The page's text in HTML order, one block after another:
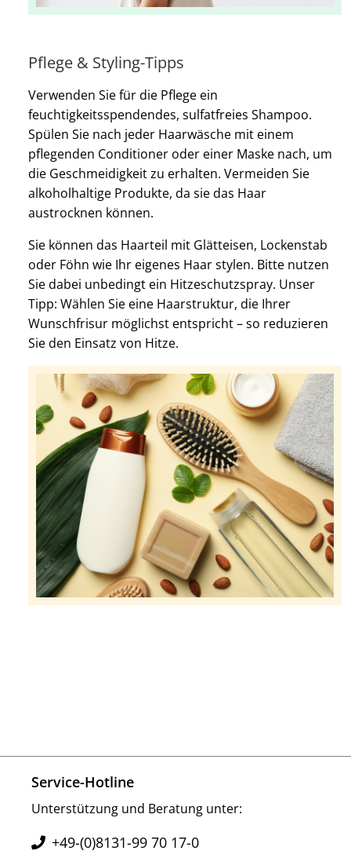
Pflege & Styling-Tipps
Verwenden Sie für die Pflege ein
feuchtigkeitsspendendes, sulfatfreies Shampoo.
Spülen Sie nach jeder Haarwäsche mit einem
pflegenden Conditioner oder einer Maske nach, um
die Geschmeidigkeit zu erhalten. Vermeiden Sie
alkoholhaltige Produkte, da sie das Haar
austrocknen können.
Sie können das Haarteil mit Glätteisen, Lockenstab
oder Föhn wie Ihr eigenes Haar stylen. Bitte nutzen
Sie dabei unbedingt ein Hitzeschutzspray. Unser
Tipp: Wählen Sie eine Haarstruktur, die Ihrer
Wunschfrisur möglichst entspricht – so reduzieren
Sie den Einsatz von Hitze.
Service-Hotline
Unterstützung und Beratung unter:
+49-(0)8131-99 70 17-0